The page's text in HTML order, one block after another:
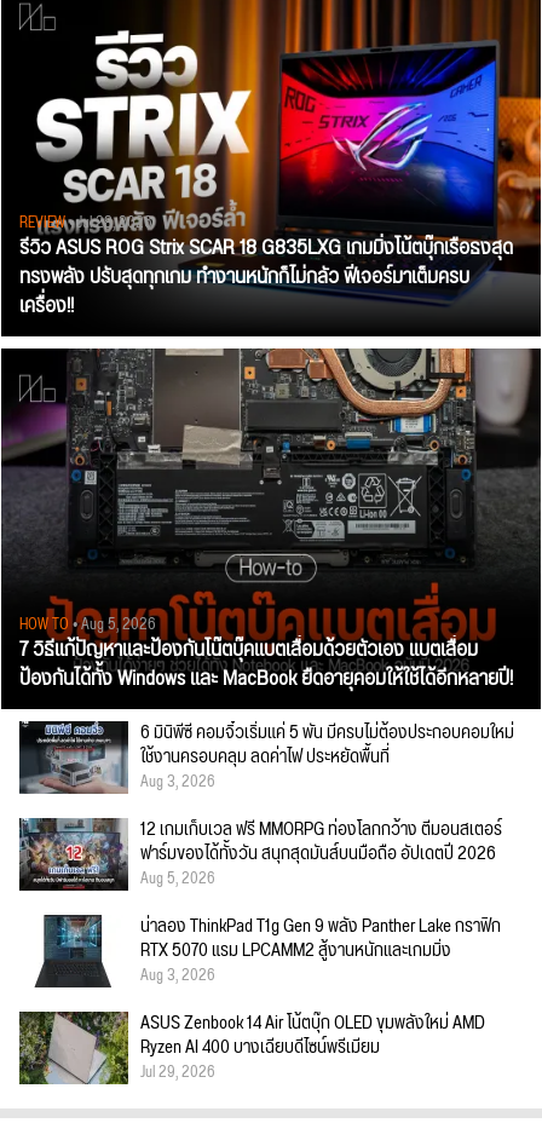
REVIEW• Jul 28, 2026
รีวิว ASUS ROG Strix SCAR 18 G835LXG เกมมิ่งโน้ตบุ๊กเรือธงสุด
ทรงพลัง ปรับสุดทุกเกม ทำงานหนักก็ไม่กลัว ฟีเจอร์มาเต็มครบ
เครื่อง!!
HOW TO• Aug 5, 2026
7 วิธีแก้ปัญหาและป้องกันโน๊ตบุ๊คแบตเสื่อมด้วยตัวเอง แบตเสื่อม
ป้องกันได้ทั้ง Windows และ MacBook ยืดอายุคอมให้ใช้ได้อีกหลายปี!
6 มินิพีซี คอมจิ๋วเริ่มแค่ 5 พัน มีครบไม่ต้องประกอบคอมใหม่
ใช้งานครอบคลุม ลดค่าไฟ ประหยัดพื้นที่
Aug 3, 2026
12 เกมเก็บเวล ฟรี MMORPG ท่องโลกกว้าง ตีมอนสเตอร์
ฟาร์มของได้ทั้งวัน สนุกสุดมันส์บนมือถือ อัปเดตปี 2026
Aug 5, 2026
น่าลอง ThinkPad T1g Gen 9 พลัง Panther Lake กราฟิก
RTX 5070 แรม LPCAMM2 สู้งานหนักและเกมมิ่ง
Aug 3, 2026
ASUS Zenbook 14 Air โน้ตบุ๊ก OLED ขุมพลังใหม่ AMD
Ryzen AI 400 บางเฉียบดีไซน์พรีเมียม
Jul 29, 2026